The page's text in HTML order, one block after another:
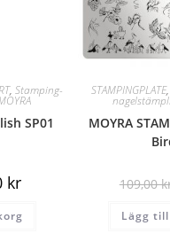
,Stamping-
SP01
kr
STAMPINGPLATE
MOYRA
109,00
Lägg